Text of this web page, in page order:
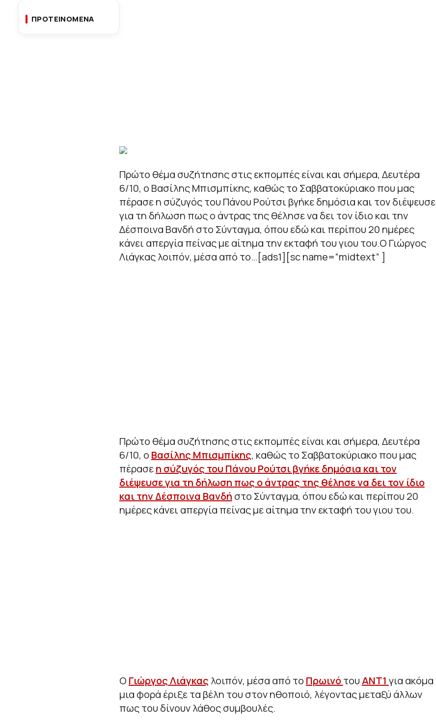
ΠΡΟΤΕΙΝΟΜΕΝΑ
Πρώτο θέμα συζήτησης στις εκπομπές είναι και σήμερα, Δευτέρα
6/10, ο Βασίλης Μπισμπίκης, καθώς το Σαββατοκύριακο που μας
πέρασε η σύζυγός του Πάνου Ρούτσι βγήκε δημόσια και τον διέψευσε
για τη δήλωση πως ο άντρας της θέλησε να δει τον ίδιο και την
Δέσποινα Βανδή στο Σύνταγμα, όπου εδώ και περίπου 20 ημέρες
κάνει απεργία πείνας με αίτημα την εκταφή του γιου του.Ο Γιώργος
Λιάγκας λοιπόν, μέσα από το…[ads1][sc name=”midtext” ]
Πρώτο θέμα συζήτησης στις εκπομπές είναι και σήμερα, Δευτέρα
6/10, ο Βασίλης Μπισμπίκης, καθώς το Σαββατοκύριακο που μας
πέρασεη σύζυγός του Πάνου Ρούτσι βγήκε δημόσια και τον
διέψευσε για τη δήλωση πως ο άντρας της θέλησε να δει τον ίδιο
και την Δέσποινα Βανδή στο Σύνταγμα, όπου εδώ και περίπου 20
ημέρες κάνει απεργία πείνας με αίτημα την εκταφή του γιου του.
Ο Γιώργος Λιάγκας λοιπόν, μέσα από το ΠρωινότουΑΝΤ1 για ακόμα
μια φορά έριξε τα βέλη του στον ηθοποιό, λέγοντας μεταξύ άλλων
πως του δίνουν λάθος συμβουλές.